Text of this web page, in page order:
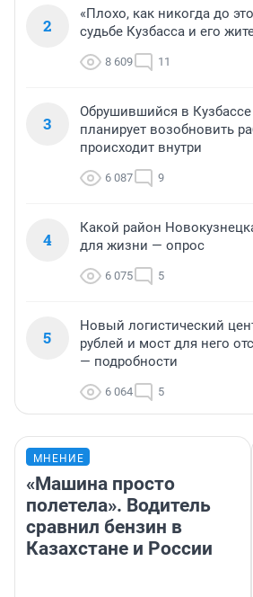
2
«Плохо, как никогда до
судьбе Кузбасса и его
8 609 11
3
Обрушившийся в
планирует возобновить
происходит внутри
6 087 9
4
Какой район
для жизни — опрос
6 075 5
5
Новый логистический
рублей и мост для него
— подробности
6 064 5
МНЕНИЕ
«Машина просто
полетела». Водитель
сравнил бензин в
Казахстане и России